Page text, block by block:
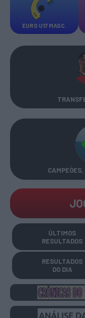
EURO U17 MASC.
ÚLTIMOS
RESULTADOS
RESULTADOS
DO DIA